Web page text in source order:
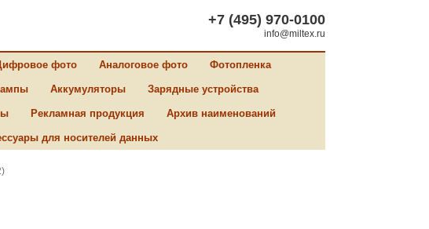
+7 (495) 970-0100
info@miltex.ru
фото Аналоговое фото Фотопленка
Аккумуляторы Зарядные устройства
Рекламная продукция Архив наименований
для носителей данных